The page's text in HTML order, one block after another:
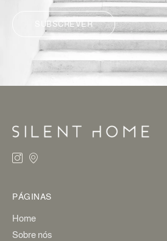
SUBSCREVER
PÁGINAS
Home
Sobre nós